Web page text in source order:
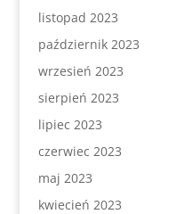
listopad 2023
październik 2023
wrzesień 2023
sierpień 2023
lipiec 2023
czerwiec 2023
maj 2023
kwiecień 2023